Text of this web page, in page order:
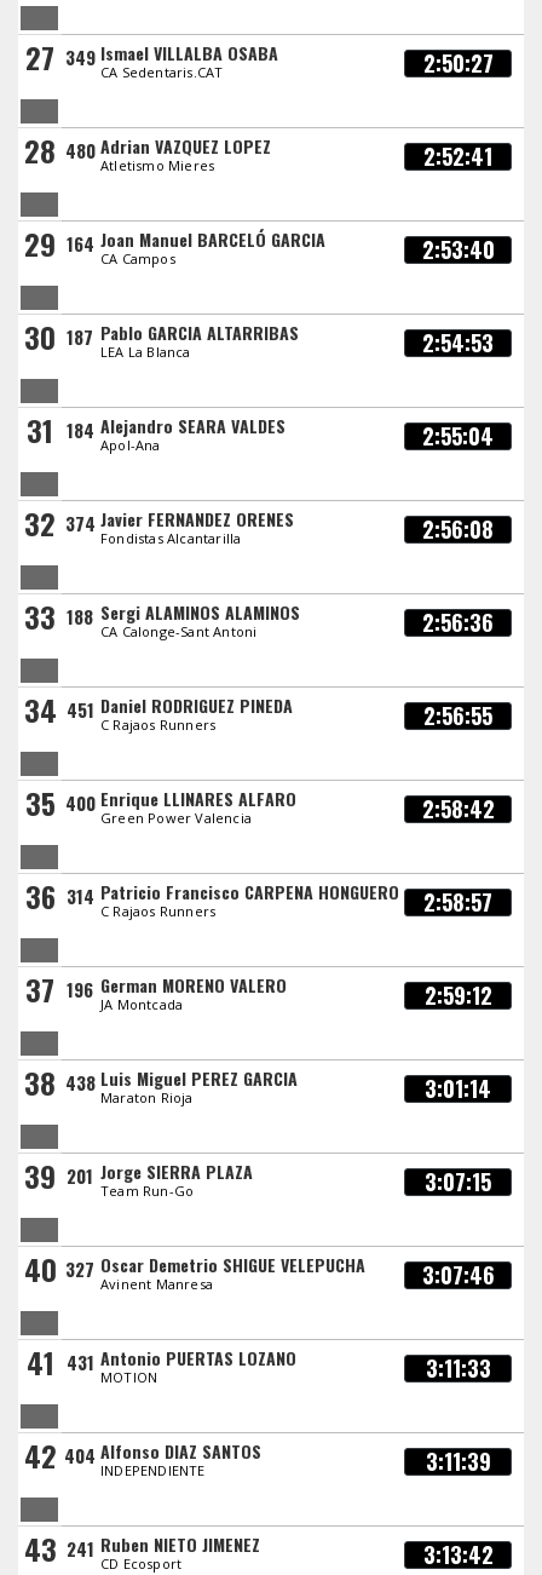
27 349 Ismael VILLALBA OSABA
CA Sedentaris.CAT 2:50:27
28 480 Adrian VAZQUEZ LOPEZ
Atletismo Mieres 2:52:41
29 164 Joan Manuel BARCELÓ GARCIA
CA Campos 2:53:40
30 187 Pablo GARCIA ALTARRIBAS
LEA La Blanca 2:54:53
31 184 Alejandro SEARA VALDES
Apol-Ana 2:55:04
32 374 Javier FERNANDEZ ORENES
Fondistas Alcantarilla 2:56:08
33 188 Sergi ALAMINOS ALAMINOS
CA Calonge-Sant Antoni 2:56:36
34 451 Daniel RODRIGUEZ PINEDA
C Rajaos Runners 2:56:55
35 400 Enrique LLINARES ALFARO
Green Power Valencia 2:58:42
36 314 Patricio Francisco CARPENA HONGUERO
C Rajaos Runners 2:58:57
37 196 German MORENO VALERO
JA Montcada 2:59:12
38 438 Luis Miguel PEREZ GARCIA
Maraton Rioja 3:01:14
39 201 Jorge SIERRA PLAZA
Team Run-Go 3:07:15
40 327 Oscar Demetrio SHIGUE VELEPUCHA
Avinent Manresa 3:07:46
41 431 Antonio PUERTAS LOZANO
MOTION 3:11:33
42 404 Alfonso DIAZ SANTOS
INDEPENDIENTE 3:11:39
43 241 Ruben NIETO JIMENEZ
CD Ecosport 3:13:42